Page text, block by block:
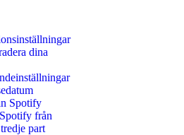
dina
Spotify
från
part